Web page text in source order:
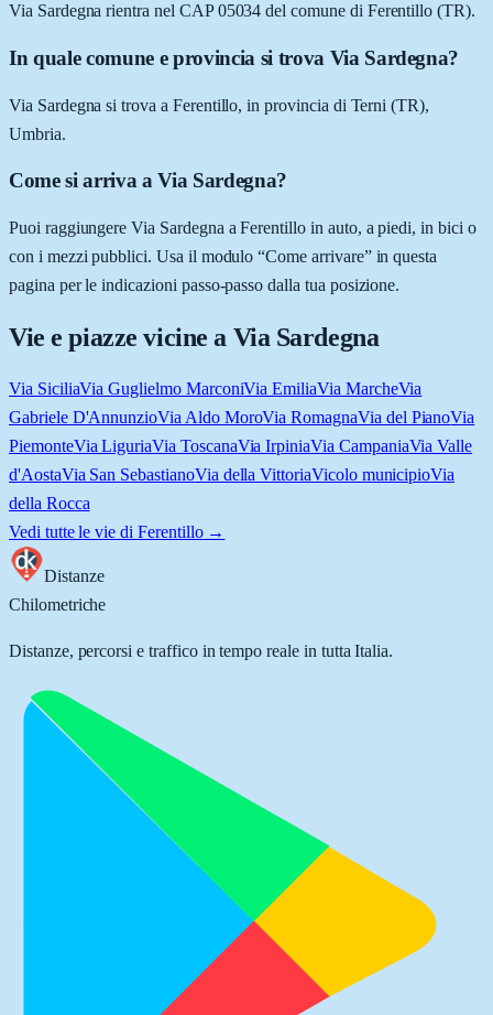
Via Sardegna rientra nel CAP 05034 del comune di Ferentillo (TR).
In quale comune e provincia si trova Via Sardegna?
Via Sardegna si trova a Ferentillo, in provincia di Terni (TR),
Umbria.
Come si arriva a Via Sardegna?
Puoi raggiungere Via Sardegna a Ferentillo in auto, a piedi, in bici o
con i mezzi pubblici. Usa il modulo “Come arrivare” in questa
pagina per le indicazioni passo-passo dalla tua posizione.
Vie e piazze vicine a Via Sardegna
Via SiciliaVia Guglielmo MarconiVia EmiliaVia MarcheVia
Gabriele D'AnnunzioVia Aldo MoroVia RomagnaVia del PianoVia
PiemonteVia LiguriaVia ToscanaVia IrpiniaVia CampaniaVia Valle
d'AostaVia San SebastianoVia della VittoriaVicolo municipioVia
della Rocca
Vedi tutte le vie di Ferentillo→
Distanze
Chilometriche
Distanze, percorsi e traffico in tempo reale in tutta Italia.